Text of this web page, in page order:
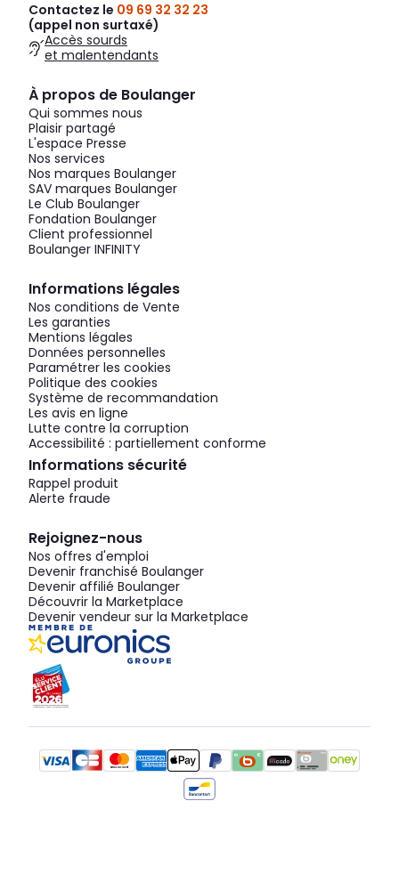
Contactez le 09 69 32 32 23
(appel non surtaxé)
Accès sourds
et malentendants
À propos de Boulanger
Qui sommes nous
Plaisir partagé
L'espace Presse
Nos services
Nos marques Boulanger
SAV marques Boulanger
Le Club Boulanger
Fondation Boulanger
Client professionnel
Boulanger INFINITY
Informations légales
Nos conditions de Vente
Les garanties
Mentions légales
Données personnelles
Paramétrer les cookies
Politique des cookies
Système de recommandation
Les avis en ligne
Lutte contre la corruption
Accessibilité : partiellement conforme
Informations sécurité
Rappel produit
Alerte fraude
Rejoignez-nous
Nos offres d'emploi
Devenir franchisé Boulanger
Devenir affilié Boulanger
Découvrir la Marketplace
Devenir vendeur sur la Marketplace